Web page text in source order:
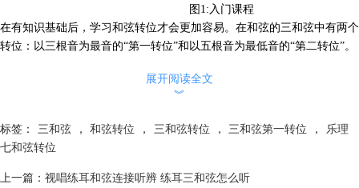
图1:入门课程
在有知识基础后，学习和弦转位才会更加容易。在和弦的三和弦中有两个
转位：以三根音为最音的“第一转位”和以五根音为最低音的“第二转位”。
展开阅读全文
︾
标签： 三和弦 ， 和弦转位 ， 三和弦转位 ， 三和弦第一转位 ，
乐理
七和弦转位
上一篇： 视唱练耳和弦连接听辨 练耳三和弦怎么听